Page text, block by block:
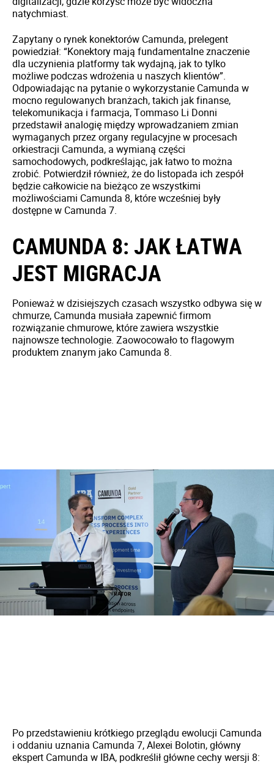
natychmiast.
Zapytany o rynek konektorów Camunda, prelegent
powiedział: “Konektory mają fundamentalne znaczenie
dla uczynienia platformy tak wydajną, jak to tylko
możliwe podczas wdrożenia u naszych klientów”.
Odpowiadając na pytanie o wykorzystanie Camunda w
mocno regulowanych branżach, takich jak finanse,
telekomunikacja i farmacja, Tommaso Li Donni
przedstawił analogię między wprowadzaniem zmian
wymaganych przez organy regulacyjne w procesach
orkiestracji Camunda, a wymianą części
samochodowych, podkreślając, jak łatwo to można
zrobić. Potwierdził również, że do listopada ich zespół
będzie całkowicie na bieżąco ze wszystkimi
możliwościami Camunda 8, które wcześniej były
dostępne w Camunda 7.
CAMUNDA 8: JAK ŁATWA
JEST MIGRACJA
Ponieważ w dzisiejszych czasach wszystko odbywa się w
chmurze, Camunda musiała zapewnić firmom
rozwiązanie chmurowe, które zawiera wszystkie
najnowsze technologie. Zaowocowało to flagowym
produktem znanym jako Camunda 8.
Po przedstawieniu krótkiego przeglądu ewolucji Camunda
i oddaniu uznania Camunda 7, Alexei Bolotin, główny
ekspert Camunda w IBA, podkreślił główne cechy wersji 8: